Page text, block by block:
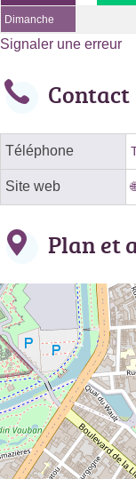
Dimanche
Signaler une erreur
Contact
Téléphone
Site web
Plan et